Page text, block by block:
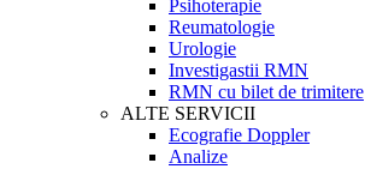
Psihoterapie
Reumatologie
Urologie
Investigastii RMN
RMN cu bilet de trimitere
ALTE SERVICII
Ecografie Doppler
Analize